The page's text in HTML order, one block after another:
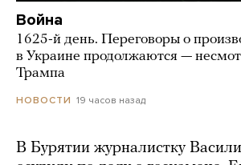
Война
1625-й день. Переговоры о
в Украине продолжаются —
Трампа
НОВОСТИ 19 часов назад
В Бурятии журналистку